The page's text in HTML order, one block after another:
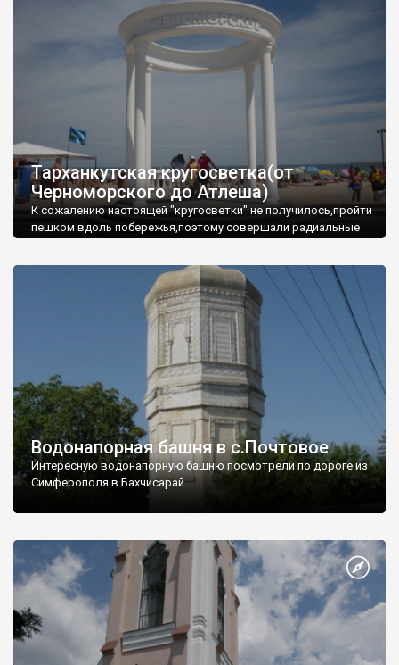
Тарханкутская кругосветка(от
Черноморского до Атлеша)
К сожалению настоящей "кругосветки" не получилось,пройти
пешком вдоль побережья,поэтому совершали радиальные
Водонапорная башня в с.Почтовое
Интересную водонапорную башню посмотрели по дороге из
Симферополя в Бахчисарай.